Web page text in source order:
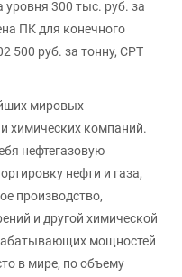
уровня 300 тыс. руб. за
ПК для конечного
500 руб. за тонну, CPT
мировых
химических компаний.
нефтегазовую
нефти и газа,
производство,
и другой химической
мощностей
в мире, по объему